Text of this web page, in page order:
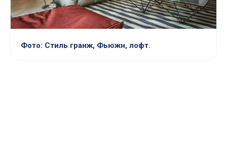
Фото: Стиль гранж, Фьюжн, лофт.